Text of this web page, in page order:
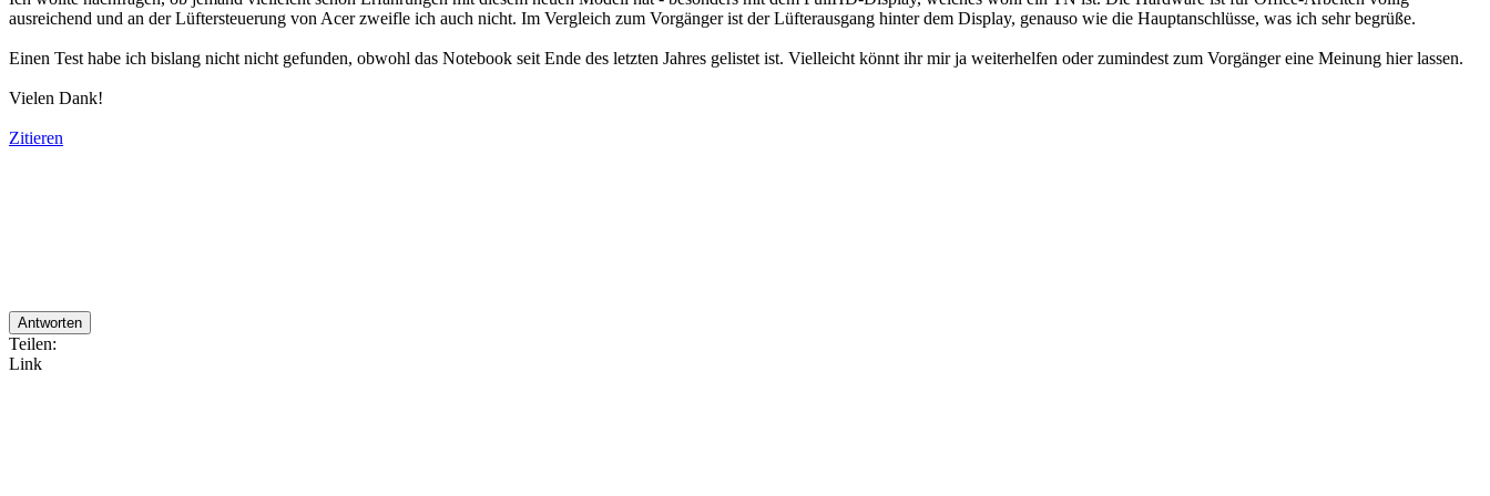
ausreichend und an der Lüftersteuerung von Acer zweifle ich auch nicht. Im Vergleich zum Vorgänger ist der Lüfterausgang hinter dem Display, genauso wie die Hauptanschlüsse, was ich sehr begrüße.
Einen Test habe ich bislang nicht nicht gefunden, obwohl das Notebook seit Ende des letzten Jahres gelistet ist. Vielleicht könnt ihr mir ja weiterhelfen oder zumindest zum Vorgänger eine Meinung hier lassen.
Vielen Dank!
Zitieren
Antworten
Teilen:
Link